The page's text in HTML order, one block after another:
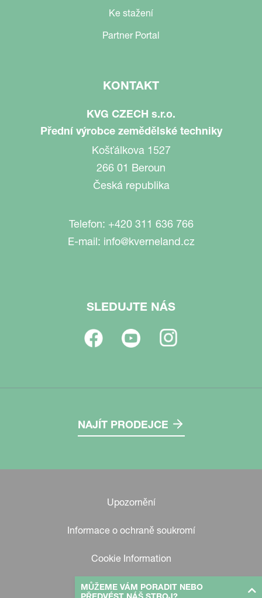
MŮŽEME VÁM PORADIT NEBO
Ke stažení
Partner Portal
KONTAKT
KVG CZECH s.r.o.
Přední výrobce zemědělské techniky
Košťálkova 1527
266 01 Beroun
Česká republika
Telefon: +420 311 636 766
E-mail: info@kverneland.cz
SLEDUJTE NÁS
NAJÍT PRODEJCE
Upozornění
Informace o ochraně soukromí
Cookie Information